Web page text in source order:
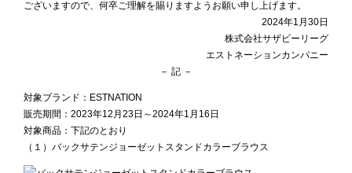
ございますので、何卒ご理解を賜りますようお願い申し上げます。
2024年1月30日
株式会社サザビーリーグ
エストネーションカンパニー
－ 記 －
対象ブランド：ESTNATION
販売期間：2023年12月23日～2024年1月16日
対象商品：下記のとおり
（１）バックサテンジョーゼットスタンドカラーブラウス